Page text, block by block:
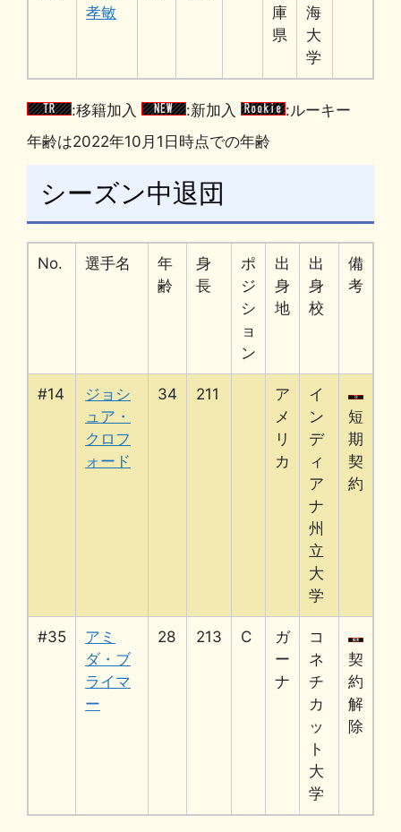
孝敏
庫
県
海
大
学
:移籍加入 :新加入
:ルーキー
年齢は2022年10月1日時点での年齢
シーズン中退団
No. 選手名
年
齢
身
長
ポ
ジ
シ
ョ
ン
出
身
地
出
身
校
備
考
#14
ジョシ
ュア・
クロフ
ォード
34 211
ア
メ
リ
カ
イ
ン
デ
ィ
ア
ナ
州
立
大
学
短
期
契
約
#35
アミ
ダ・ブ
ライマ
ー
28 213 C
ガ
ー
ナ
コ
ネ
チ
カ
ッ
ト
大
学
契
約
解
除